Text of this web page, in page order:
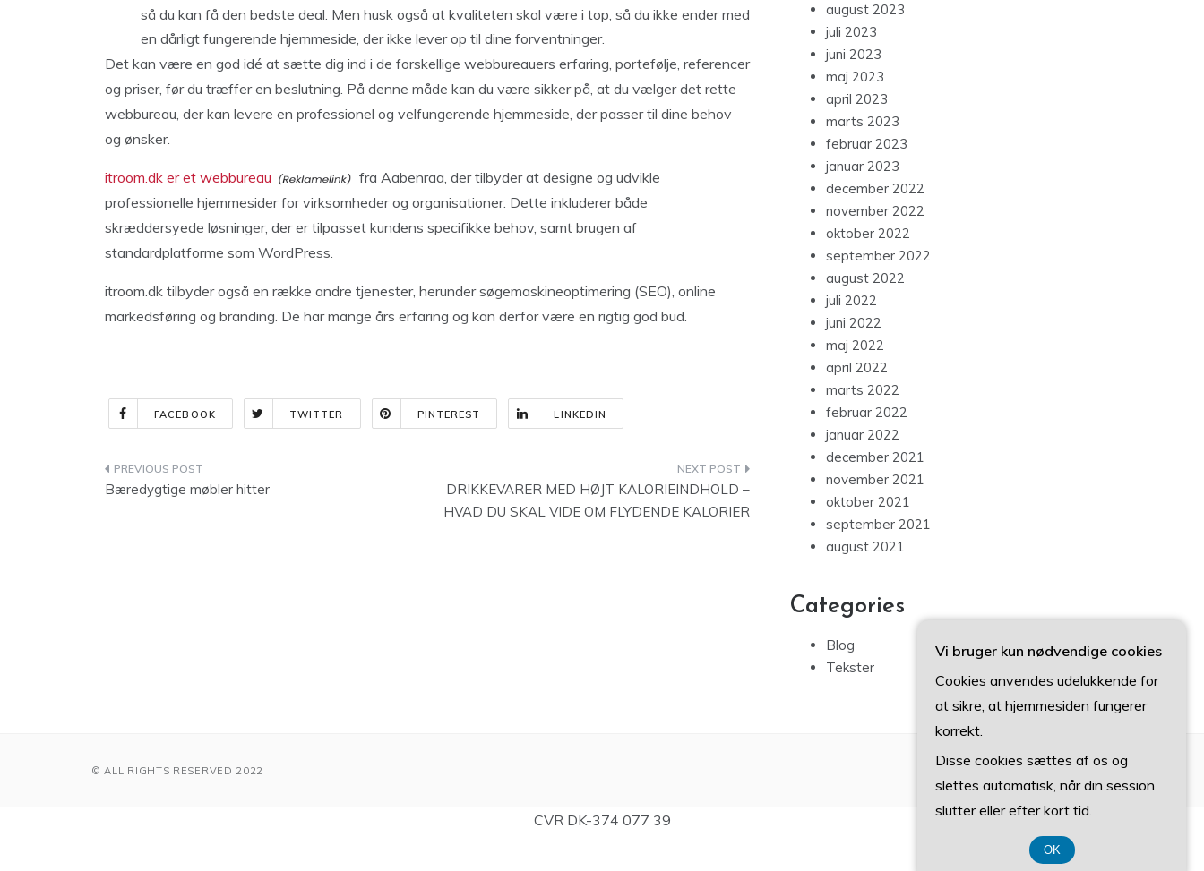
så du kan få den bedste deal. Men husk også at kvaliteten skal være i top, så du ikke ender med
en dårligt fungerende hjemmeside, der ikke lever op til dine forventninger.
Det kan være en god idé at sætte dig ind i de forskellige webbureauers erfaring, portefølje, referencer
og priser, før du træffer en beslutning. På denne måde kan du være sikker på, at du vælger det rette
webbureau, der kan levere en professionel og velfungerende hjemmeside, der passer til dine behov
og ønsker.
itroom.dk er et webbureau
fra Aabenraa, der tilbyder at designe og udvikle
professionelle hjemmesider for virksomheder og organisationer. Dette inkluderer både
skræddersyede løsninger, der er tilpasset kundens specifikke behov, samt brugen af
standardplatforme som WordPress.
itroom.dk tilbyder også en række andre tjenester, herunder søgemaskineoptimering (SEO), online
markedsføring og branding. De har mange års erfaring og kan derfor være en rigtig god bud.
FACEBOOK TWITTER PINTEREST LINKEDIN
Indlægsnavigation
Bæredygtige møbler hitter
DRIKKEVARER MED HØJT KALORIEINDHOLD –
HVAD DU SKAL VIDE OM FLYDENDE KALORIER
august 2023
juli 2023
juni 2023
maj 2023
april 2023
marts 2023
februar 2023
januar 2023
december 2022
november 2022
oktober 2022
september 2022
august 2022
juli 2022
juni 2022
maj 2022
april 2022
marts 2022
februar 2022
januar 2022
december 2021
november 2021
oktober 2021
september 2021
august 2021
Categories
Blog
Tekster
© ALL RIGHTS RESERVED 2022
CVR DK-374 077 39
Vi bruger kun nødvendige cookies
Cookies anvendes udelukkende for
at sikre, at hjemmesiden fungerer
korrekt.
Disse cookies sættes af os og
slettes automatisk, når din session
slutter eller efter kort tid.
OK